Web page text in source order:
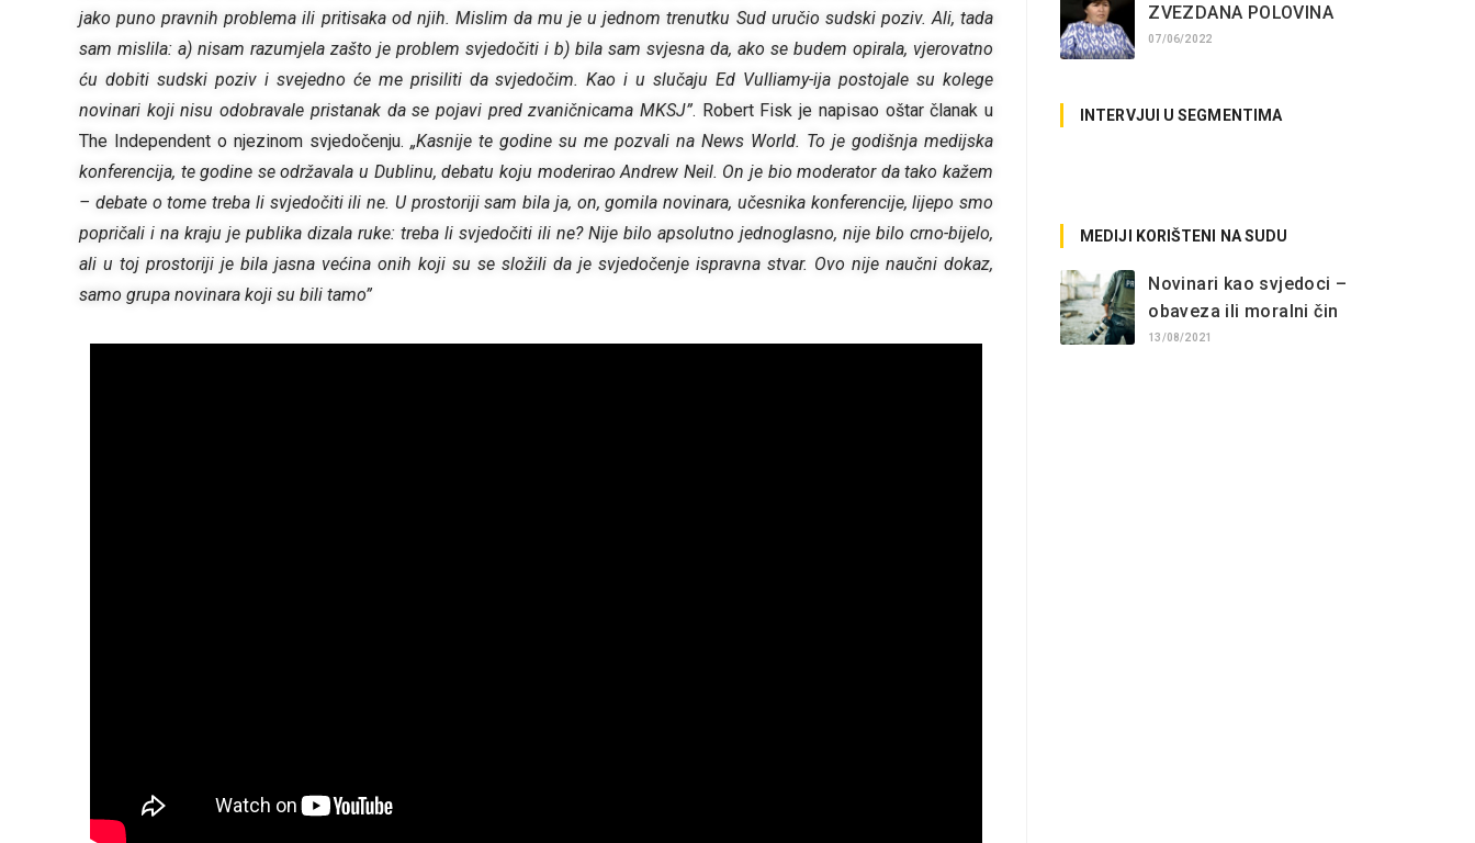
jako puno pravnih problema ili pritisaka od njih. Mislim da mu je u jednom trenutku Sud uručio sudski poziv. Ali, tada
sam mislila: a) nisam razumjela zašto je problem svjedočiti i b) bila sam svjesna da, ako se budem opirala, vjerovatno
ću dobiti sudski poziv i svejedno će me prisiliti da svjedočim. Kao i u slučaju Ed Vulliamy-ija postojale su kolege
novinari koji nisu odobravale pristanak da se pojavi pred zvaničnicama MKSJ”. Robert Fisk je napisao oštar članak u
The Independent o njezinom svjedočenju. „Kasnije te godine su me pozvali na News World. To je godišnja medijska
konferencija, te godine se održavala u Dublinu, debatu koju moderirao Andrew Neil. On je bio moderator da tako kažem
– debate o tome treba li svjedočiti ili ne. U prostoriji sam bila ja, on, gomila novinara, učesnika konferencije, lijepo smo
popričali i na kraju je publika dizala ruke: treba li svjedočiti ili ne? Nije bilo apsolutno jednoglasno, nije bilo crno-bijelo,
ali u toj prostoriji je bila jasna većina onih koji su se složili da je svjedočenje ispravna stvar. Ovo nije naučni dokaz,
samo grupa novinara koji su bili tamo”
ZVEZDANA POLOVINA
07/06/2022
INTERVJUI U SEGMENTIMA
MEDIJI KORIŠTENI NA SUDU
Novinari kao svjedoci –
obaveza ili moralni čin
13/08/2021